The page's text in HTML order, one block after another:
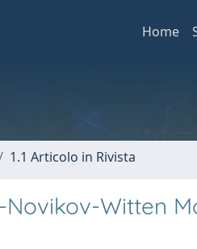
Home
1.1 Articolo in Rivista
Witten